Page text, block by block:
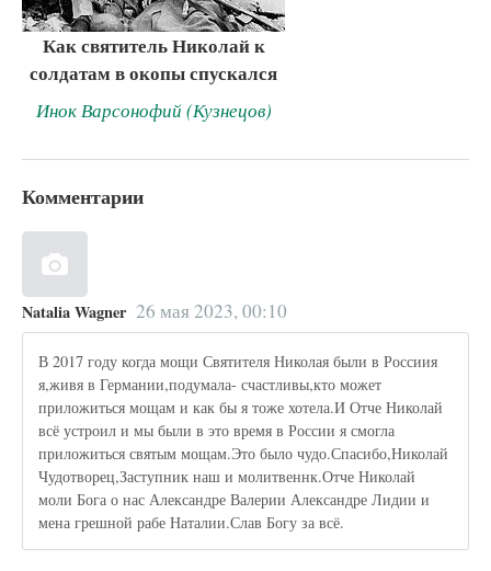
Как святитель Николай к
солдатам в окопы спускался
Инок Варсонофий (Кузнецов)
Комментарии
Natalia Wagner 26 мая 2023, 00:10
В 2017 году когда мощи Святителя Николая были в Россиия
я,живя в Германии,подумала- счастливы,кто может
приложиться мощам и как бы я тоже хотела.И Отче Николай
всё устроил и мы были в это время в России я смогла
приложиться святым мощам.Это было чудо.Спасибо,Николай
Чудотворец,Заступник наш и молитвеннк.Отче Николай
моли Бога о нас Александре Валерии Александре Лидии и
мена грешной рабе Наталии.Слав Богу за всё.